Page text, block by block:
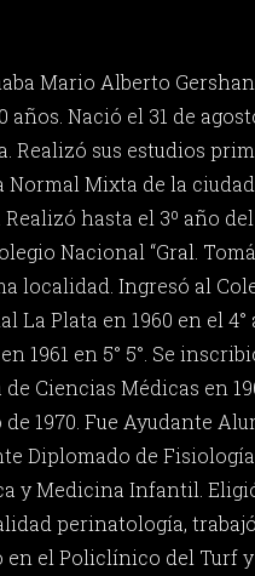
Mario Alberto
años. Nació el 31 de
Realizó sus estudios
Normal Mixta de la
hasta el 3º año
Nacional “Gral.
localidad. Ingresó al
La Plata en 1960 en el 4°
1961 en 5° 5°. Se
Ciencias Médicas en
1970. Fue Ayudante
Diplomado de
y Medicina Infantil.
perinatología,
en el Policlínico del Turf